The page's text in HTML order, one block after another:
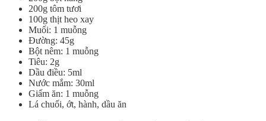
200g tôm tươi
100g thịt heo xay
Muối: 1 muỗng
Đường: 45g
Bột nêm: 1 muỗng
Tiêu: 2g
Dầu điều: 5ml
Nước mắm: 30ml
Giấm ăn: 1 muỗng
Lá chuối, ớt, hành, dầu ăn